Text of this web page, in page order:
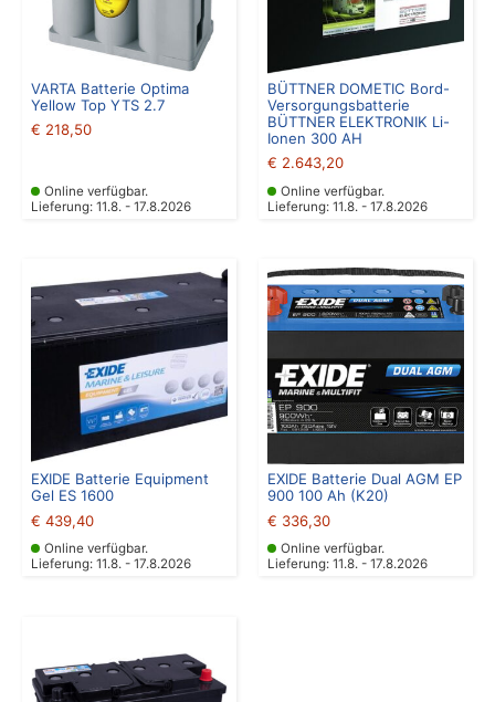
VARTA Batterie Optima
Yellow Top YTS 2.7
€ 218,50
Online verfügbar.
Lieferung: 11.8. - 17.8.2026
BÜTTNER DOMETIC Bord-
Versorgungsbatterie
BÜTTNER ELEKTRONIK Li-
Ionen 300 AH
€ 2.643,20
Online verfügbar.
Lieferung: 11.8. - 17.8.2026
EXIDE Batterie Equipment
Gel ES 1600
€ 439,40
Online verfügbar.
Lieferung: 11.8. - 17.8.2026
EXIDE Batterie Dual AGM EP
900 100 Ah (K20)
€ 336,30
Online verfügbar.
Lieferung: 11.8. - 17.8.2026